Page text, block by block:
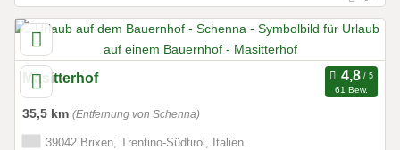
Masitterhof
61 Bew.
35,5 km (Entfernung von Schenna)
39042 Brixen, Trentino-Südtirol, Italien